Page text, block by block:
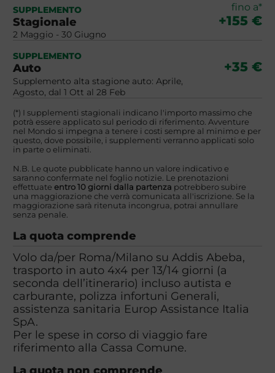
SUPPLEMENTO
Stagionale
2 Maggio - 30 Giugno
fino a*
+155 €
SUPPLEMENTO
Auto
Supplemento alta stagione auto: Aprile,
Agosto, dal 1 Ott al 28 Feb
+35 €
(*) I supplementi stagionali indicano l'importo massimo che
potrà essere applicato sul periodo di riferimento. Avventure
nel Mondo si impegna a tenere i costi sempre al minimo e per
questo, dove possibile, i supplementi verranno applicati solo
in parte o eliminati.
N.B. Le quote pubblicate hanno un valore indicativo e
saranno confermate nel foglio notizie. Le prenotazioni
effettuate entro 10 giorni dalla partenza potrebbero subire
una maggiorazione che verrà comunicata all'iscrizione. Se la
maggiorazione sarà ritenuta incongrua, potrai annullare
senza penale.
La quota comprende
Volo da/per Roma/Milano su Addis Abeba,
trasporto in auto 4x4 per 13/14 giorni (a
seconda dell’itinerario) incluso autista e
carburante, polizza infortuni Generali,
assistenza sanitaria Europ Assistance Italia
SpA.
Per le spese in corso di viaggio fare
riferimento alla Cassa Comune.
La quota non comprende